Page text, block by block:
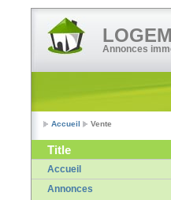
Annonces
Accueil Vente
Title
Accueil
Annonces